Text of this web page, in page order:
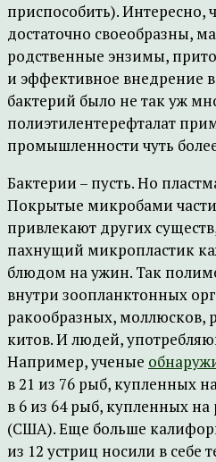
приспособить). Интересно,
достаточно своеобразны,
родственные энзимы,
и эффективное внедрение
бактерий было не так уж
полиэтилентерефталат
промышленности чуть
Бактерии – пусть. Но
Покрытые микробами
привлекают других
пахнущий микропластик
блюдом на ужин. Так
внутри зоопланктонных
ракообразных, моллюсков,
китов. И людей,
Например, ученые
в 21 из 76 рыб, купленных
в 6 из 64 рыб, купленных
(США). Еще больше
из 12 устриц носили в себе